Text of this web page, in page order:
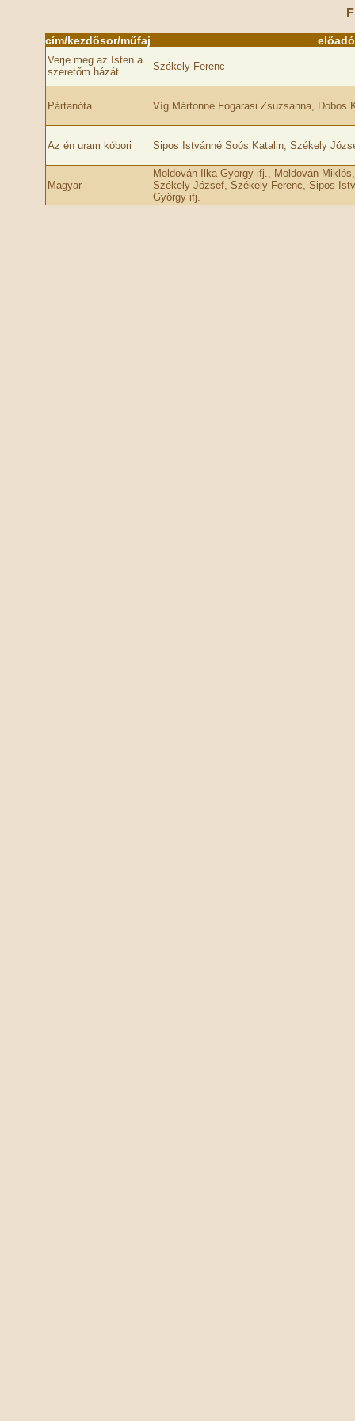
cím/kezdősor/műfaj előadó
Verje meg az Isten a
szeretőm házát
Székely Ferenc
Pártanóta Víg Mártonné Fogarasi Zsuzsanna, Dobos
Az én uram kóbori Sipos Istvánné Soós Katalin, Székely
Magyar
Moldován Ilka György ifj., Moldován
Székely József, Székely Ferenc, Sipos
György ifj.